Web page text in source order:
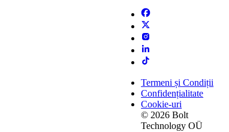
Termeni și Condiții
Confidențialitate
Cookie-uri
© 2026 Bolt
Technology OÜ